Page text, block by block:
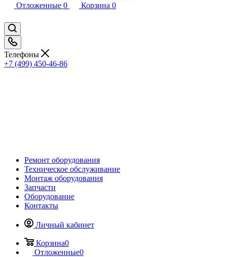
Отложенные 0 Корзина 0
Телефоны
+7 (499) 450-46-86
Ремонт оборудования
Техническое обслуживание
Монтаж оборудования
Запчасти
Оборудование
Контакты
Личный кабинет
Корзина0
Отложенные0